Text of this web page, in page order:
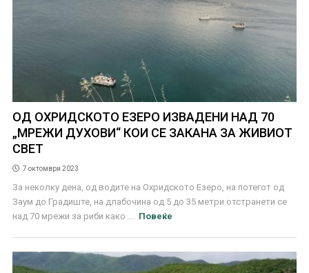
ОД ОХРИДСКОТО ЕЗЕРО ИЗВАДЕНИ НАД 70
„МРЕЖИ ДУХОВИ“ КОИ СЕ ЗАКАНА ЗА ЖИВИОТ
СВЕТ
7 октомври 2023
За неколку дена, од водите на Охридското Езеро, на потегот од
Заум до Градиште, на длабочина од 5 до 35 метри отстранети се
над 70 мрежи за риби како ...
Повеќе